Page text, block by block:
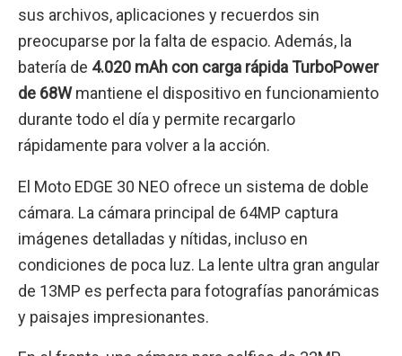
sus archivos, aplicaciones y recuerdos sin
preocuparse por la falta de espacio. Además, la
batería de 4.020 mAh con carga rápida TurboPower
de 68Wmantiene el dispositivo en funcionamiento
durante todo el día y permite recargarlo
rápidamente para volver a la acción.
El Moto EDGE 30 NEO ofrece un sistema de doble
cámara. La cámara principal de 64MP captura
imágenes detalladas y nítidas, incluso en
condiciones de poca luz. La lente ultra gran angular
de 13MP es perfecta para fotografías panorámicas
y paisajes impresionantes.